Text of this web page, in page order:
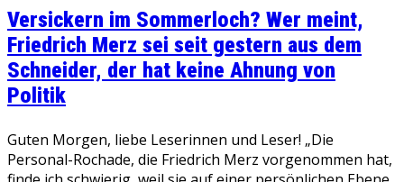
Versickern im Sommerloch? Wer meint,
Friedrich Merz sei seit gestern aus dem
Schneider, der hat keine Ahnung von
Politik
Guten Morgen, liebe Leserinnen und Leser! „Die
Personal-Rochade, die Friedrich Merz vorgenommen hat,